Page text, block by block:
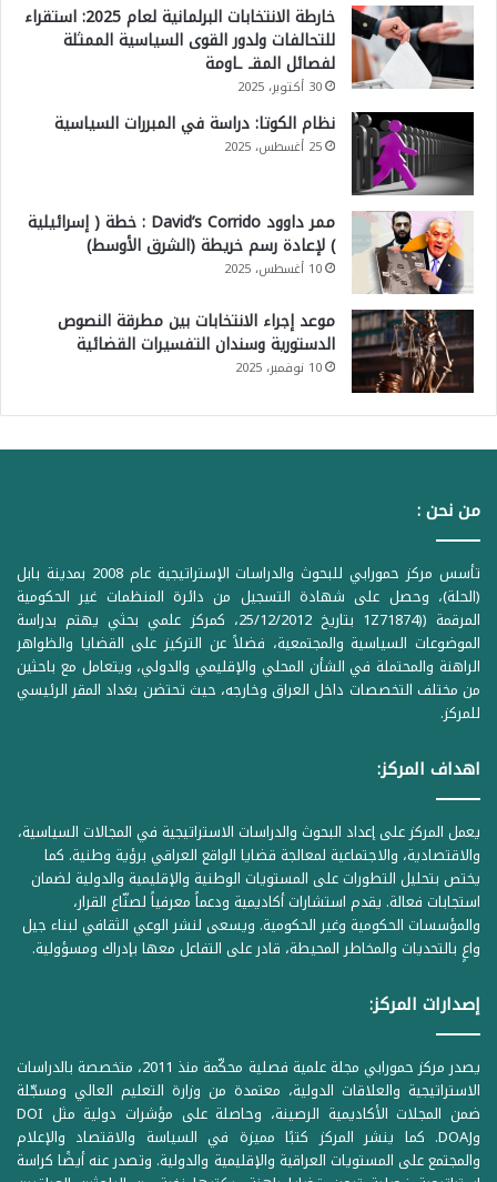
خارطة الانتخابات البرلمانية لعام 2025: استقراء
للتحالفات ولدور القوى السياسية الممثلة
لفصائل المقـ ـاومة
30 أكتوبر، 2025
نظام الكوتا: دراسة في المبررات السياسية
25 أغسطس، 2025
ممر داوود David’s Corrido : خطة ( إسرائيلية
) لإعادة رسم خريطة (الشرق الأوسط)
10 أغسطس، 2025
موعد إجراء الانتخابات بين مطرقة النصوص
الدستورية وسندان التفسيرات القضائية
10 نوفمبر، 2025
من نحن :
تأسس مركز حمورابي للبحوث والدراسات الإستراتيجية عام 2008 بمدينة بابل
(الحلة)، وحصل على شهادة التسجيل من دائرة المنظمات غير الحكومية
المرقمة ((1Z71874 بتاريخ 25/12/2012، كمركز علمي بحثي يهتم بدراسة
الموضوعات السياسية والمجتمعية، فضلاً عن التركيز على القضايا والظواهر
الراهنة والمحتملة في الشأن المحلي والإقليمي والدولي، ويتعامل مع باحثين
من مختلف التخصصات داخل العراق وخارجه، حيث تحتضن بغداد المقر الرئيسي
للمركز.
اهداف المركز:
يعمل المركز على إعداد البحوث والدراسات الاستراتيجية في المجالات السياسية،
والاقتصادية، والاجتماعية لمعالجة قضايا الواقع العراقي برؤية وطنية. كما
يختص بتحليل التطورات على المستويات الوطنية والإقليمية والدولية لضمان
استجابات فعالة. يقدم استشارات أكاديمية ودعماً معرفياً لصنّاع القرار،
والمؤسسات الحكومية وغير الحكومية. ويسعى لنشر الوعي الثقافي لبناء جيل
واعٍ بالتحديات والمخاطر المحيطة، قادر على التفاعل معها بإدراك ومسؤولية.
إصدارات المركز:
يصدر مركز حمورابي مجلة علمية فصلية محكّمة منذ 2011، متخصصة بالدراسات
الاستراتيجية والعلاقات الدولية، معتمدة من وزارة التعليم العالي ومسجّلة
ضمن المجلات الأكاديمية الرصينة، وحاصلة على مؤشرات دولية مثل DOI
وDOAJ. كما ينشر المركز كتبًا مميزة في السياسة والاقتصاد والإعلام
والمجتمع على المستويات العراقية والإقليمية والدولية. وتصدر عنه أيضًا كراسة